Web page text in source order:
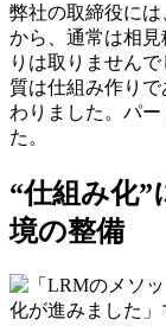
弊社の取締役に
から、通常は相
りは取りません
質は仕組み作り
わりました。パ
た。
“仕組み化”
境の整備